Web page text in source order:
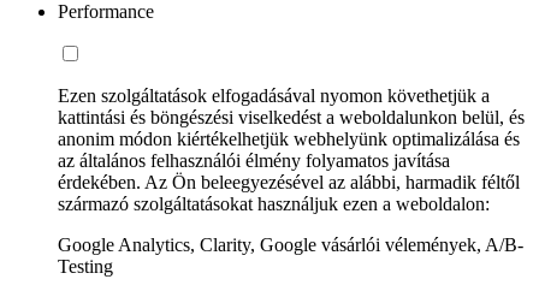
Performance
Ezen szolgáltatások elfogadásával nyomon követhetjük a
kattintási és böngészési viselkedést a weboldalunkon belül, és
anonim módon kiértékelhetjük webhelyünk optimalizálása és
az általános felhasználói élmény folyamatos javítása
érdekében. Az Ön beleegyezésével az alábbi, harmadik féltől
származó szolgáltatásokat használjuk ezen a weboldalon:
Google Analytics, Clarity, Google vásárlói vélemények, A/B-
Testing